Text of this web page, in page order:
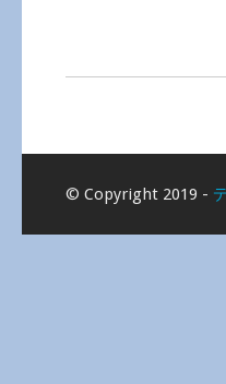
© Copyright 2019 -